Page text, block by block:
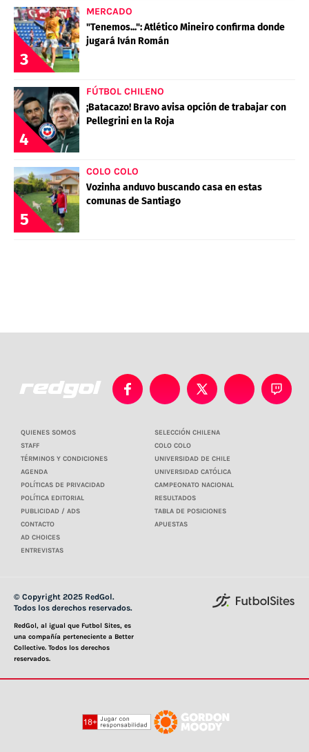
3
MERCADO
"Tenemos...": Atlético Mineiro confirma donde
jugará Iván Román
4
FÚTBOL CHILENO
¡Batacazo! Bravo avisa opción de trabajar con
Pellegrini en la Roja
5
COLO COLO
Vozinha anduvo buscando casa en estas
comunas de Santiago
QUIENES SOMOS
STAFF
TÉRMINOS Y CONDICIONES
AGENDA
POLÍTICAS DE PRIVACIDAD
POLÍTICA EDITORIAL
PUBLICIDAD / ADS
CONTACTO
AD CHOICES
ENTREVISTAS
SELECCIÓN CHILENA
COLO COLO
UNIVERSIDAD DE CHILE
UNIVERSIDAD CATÓLICA
CAMPEONATO NACIONAL
RESULTADOS
TABLA DE POSICIONES
APUESTAS
© Copyright 2025 RedGol.
Todos los derechos reservados.
RedGol, al igual que Futbol Sites, es
una compañía perteneciente a Better
Collective. Todos los derechos
reservados.